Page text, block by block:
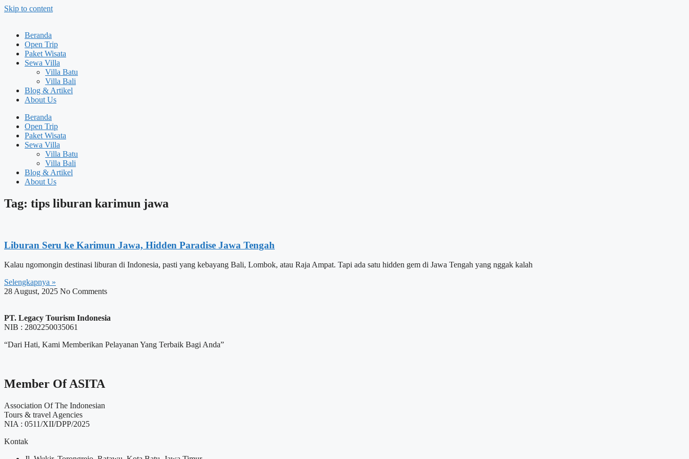
Skip to content
Beranda
Open Trip
Paket Wisata
Sewa Villa
Villa Batu
Villa Bali
Blog & Artikel
About Us
Beranda
Open Trip
Paket Wisata
Sewa Villa
Villa Batu
Villa Bali
Blog & Artikel
About Us
Tag: tips liburan karimun jawa
Liburan Seru ke Karimun Jawa, Hidden Paradise Jawa Tengah
Kalau ngomongin destinasi liburan di Indonesia, pasti yang kebayang Bali, Lombok, atau Raja Ampat. Tapi ada satu hidden gem di Jawa Tengah yang nggak kalah
Selengkapnya »
28 August, 2025 No Comments
PT. Legacy Tourism Indonesia
NIB : 2802250035061
“Dari Hati, Kami Memberikan Pelayanan Yang Terbaik Bagi Anda”
Member Of ASITA
Association Of The Indonesian
Tours & travel Agencies
NIA : 0511/XII/DPP/2025
Kontak